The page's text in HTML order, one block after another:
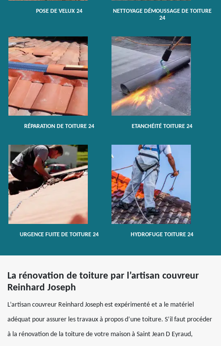
POSE DE VELUX 24
NETTOYAGE DÉMOUSSAGE DE TOITURE
24
RÉPARATION DE TOITURE 24 ETANCHÉITÉ TOITURE 24
URGENCE FUITE DE TOITURE 24 HYDROFUGE TOITURE 24
La rénovation de toiture par l’artisan couvreur
Reinhard Joseph
L’artisan couvreur Reinhard Joseph est expérimenté et a le matériel
adéquat pour assurer les travaux à propos d’une toiture. S’il faut procéder
à la rénovation de la toiture de votre maison à Saint Jean D Eyraud,